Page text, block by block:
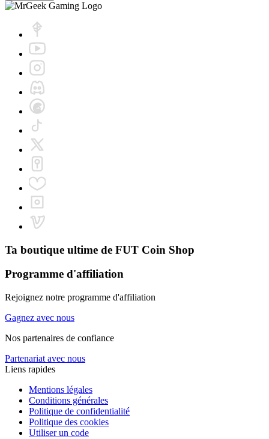
Ta boutique ultime de FUT Coin Shop
Programme d'affiliation
Rejoignez notre programme d'affiliation
Gagnez avec nous
Nos partenaires de confiance
Partenariat avec nous
Liens rapides
Mentions légales
Conditions générales
Politique de confidentialité
Politique des cookies
Utiliser un code